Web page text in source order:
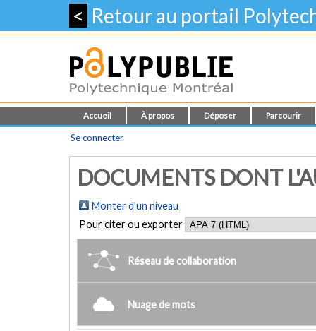
< Retour au portail
Accueil À propos Déposer Parcourir
Se connecter
DOCUMENTS DONT
Monter d'un niveau
Pour citer ou exporter
Réseau de collaboration
Nuage de mots